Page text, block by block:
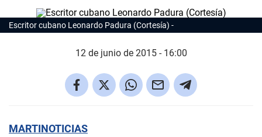
Escritor cubano Leonardo Padura (Cortesía)
12 de junio de 2015 - 16:00
MARTINOTICIAS